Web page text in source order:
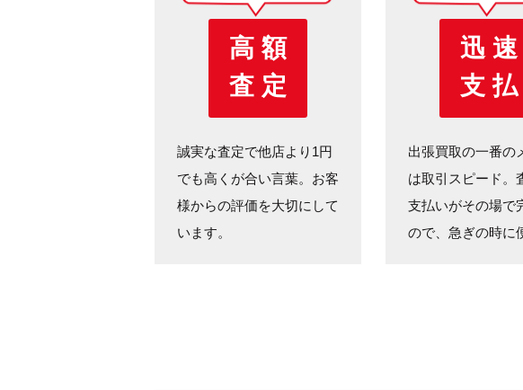
高 額
査 定
誠実な査定で他店より1円
でも高くが合い言葉。お客
様からの評価を大切にして
います。
迅 速
支 払
出張買取の一番の
は取引スピード。
支払いがその場で
ので、急ぎの時に